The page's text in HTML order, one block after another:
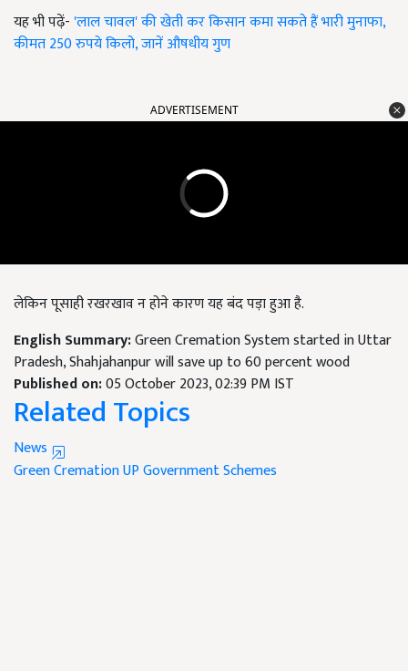
यह भी पढ़ें- 'लाल चावल' की खेती कर किसान कमा सकते हैं भारी मुनाफा,
कीमत 250 रुपये किलो, जानें औषधीय गुण
ADVERTISEMENT
लेकिन पूसाही रखरखाव न होने कारण यह बंद पड़ा हुआ है.
English Summary:Green Cremation System started in Uttar
Pradesh, Shahjahanpur will save up to 60 percent wood
Published on:05 October 2023, 02:39 PM IST
Related Topics
News
Green CremationUP GovernmentSchemes